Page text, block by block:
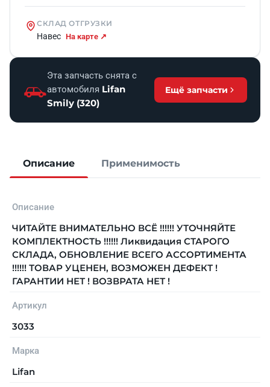
СКЛАД ОТГРУЗКИ
Навес На карте ↗
Эта запчасть снята с
автомобиля Lifan
Smily (320)
Ещё запчасти
Описание Применимость
Описание
ЧИТАЙТЕ ВНИМАТЕЛЬНО ВСЁ !!!!!! УТОЧНЯЙТЕ
КОМПЛЕКТНОСТЬ !!!!!! Ликвидация СТАРОГО
СКЛАДА, ОБНОВЛЕНИЕ ВСЕГО АССОРТИМЕНТА
!!!!!! ТОВАР УЦЕНЕН, ВОЗМОЖЕН ДЕФЕКТ !
ГАРАНТИИ НЕТ ! ВОЗВРАТА НЕТ !
Артикул
3033
Марка
Lifan